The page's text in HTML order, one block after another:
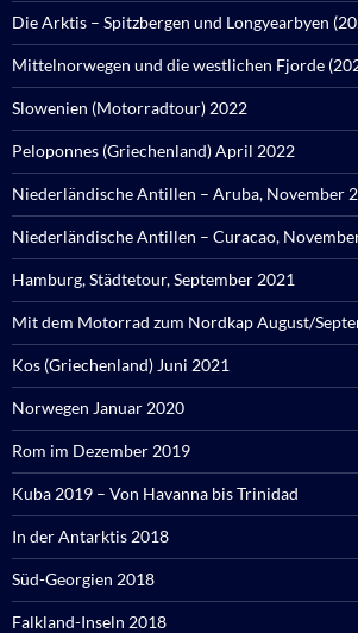
Die Arktis – Spitzbergen und Longyearbyen
Mittelnorwegen und die westlichen Fjorde
Slowenien (Motorradtour) 2022
Peloponnes (Griechenland) April 2022
Niederländische Antillen – Aruba, November
Niederländische Antillen – Curacao,
Hamburg, Städtetour, September 2021
Mit dem Motorrad zum Nordkap August/
Kos (Griechenland) Juni 2021
Norwegen Januar 2020
Rom im Dezember 2019
Kuba 2019 – Von Havanna bis Trinidad
In der Antarktis 2018
Süd-Georgien 2018
Falkland-Inseln 2018